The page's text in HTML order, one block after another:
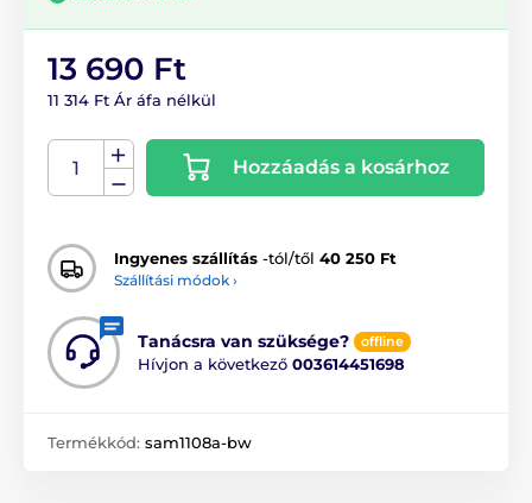
13 690 Ft
11 314 Ft Ár áfa nélkül
Hozzáadás a kosárhoz
Ingyenes szállítás -tól/től 40 250 Ft
Szállítási módok ›
Tanácsra van szüksége? offline
Hívjon a következő 003614451698
Termékkód: sam1108a-bw